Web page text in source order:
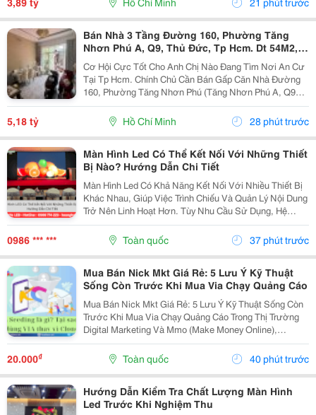
Bán Nhà 3 Tầng Đường 160, Phường Tăng
Nhơn Phú A, Q9, Thủ Đức, Tp Hcm. Dt 54M2,
Sổ Hồng Riêng. Giá 5,18 Tỷ
Cơ Hội Cực Tốt Cho Anh Chị Nào Đang Tìm Nơi An Cư
Tại Tp Hcm. Chính Chủ Cần Bán Gấp Căn Nhà Đường
160, Phường Tăng Nhơn Phú (Tăng Nhơn Phú A, Q9
Cũ). Vị Trí Nhà Nằm Trong Khu Dân Cư Ổn Định, Giao
Thông Thuận Tiện Chỉ Vài Bước Là Ra Lã Xuân Oai,
5,18 tỷ Hồ Chí Minh 28 phút trước
Màn Hình Led Có Thể Kết Nối Với Những Thiết
Bị Nào? Hướng Dẫn Chi Tiết
Màn Hình Led Có Khả Năng Kết Nối Với Nhiều Thiết Bị
Khác Nhau, Giúp Việc Trình Chiếu Và Quản Lý Nội Dung
Trở Nên Linh Hoạt Hơn. Tùy Nhu Cầu Sử Dụng, Hệ
Thống Có Thể Nhận Tín Hiệu Từ Máy Tính, Laptop,
Camera, Đầu Phát Hd/4K, Tv Box, Điện Thoại, Máy...
0986 *** *** Toàn quốc 37 phút trước
Mua Bán Nick Mkt Giá Rẻ: 5 Lưu Ý Kỹ Thuật
Sống Còn Trước Khi Mua Via Chạy Quảng Cáo
Mua Bán Nick Mkt Giá Rẻ: 5 Lưu Ý Kỹ Thuật Sống Còn
Trước Khi Mua Via Chạy Quảng Cáo Trong Thị Trường
Digital Marketing Và Mmo (Make Money Online),
Facebook Ads Vẫn Luôn Là Kênh Mang Lại Lượng
Khách Hàng Tiềm Năng Và Dòng Doanh Thu Đột Phá.
Để Vận...
20.000₫ Toàn quốc 40 phút trước
Hướng Dẫn Kiểm Tra Chất Lượng Màn Hình
Led Trước Khi Nghiệm Thu